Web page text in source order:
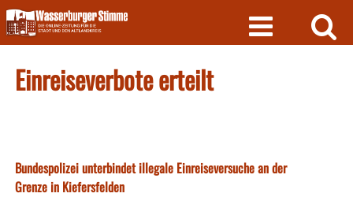
Skip
to
content
Einreiseverbote erteilt
Bundespolizei unterbindet illegale Einreiseversuche an der
Grenze in Kiefersfelden